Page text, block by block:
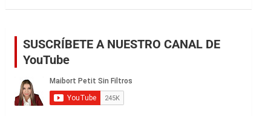
SUSCRÍBETE A NUESTRO CANAL DE
YouTube